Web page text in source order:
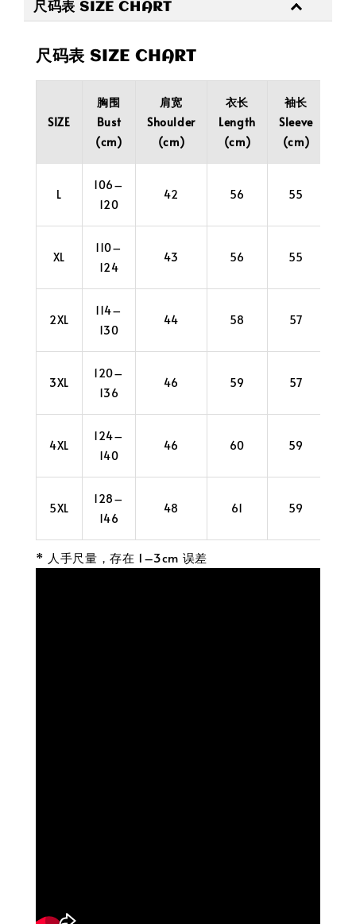
尺码表 SIZE CHART
尺码表 SIZE CHART
SIZE
胸围
Bust
(cm)
肩宽
Shoulder
(cm)
衣长
Length
(cm)
袖长
Sleeve
(cm)
L
106–
120
42 56 55
XL
110–
124
43 56 55
2XL
114–
130
44 58 57
3XL
120–
136
46 59 57
4XL
124–
140
46 60 59
5XL
128–
146
48 61 59
* 人手尺量，存在 1–3cm 误差